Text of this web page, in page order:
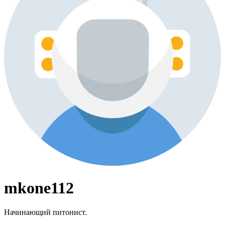
mkone112
Начинающий питонист.